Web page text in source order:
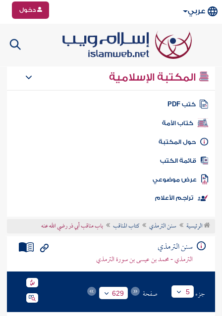
عربي دخول
المكتبة الإسلامية
كتب PDF
كتاب الأمة
المكتبة
الكتب
موضوعي
تراجم الأعلام
الرئيسية سنن الترمذي كتاب المناقب باب مناقب أبي ذر رضي الله عنه
سنن الترمذي
الترمذي - محمد بن عيسى بن سورة الترمذي
جزء 5 صفحة 629